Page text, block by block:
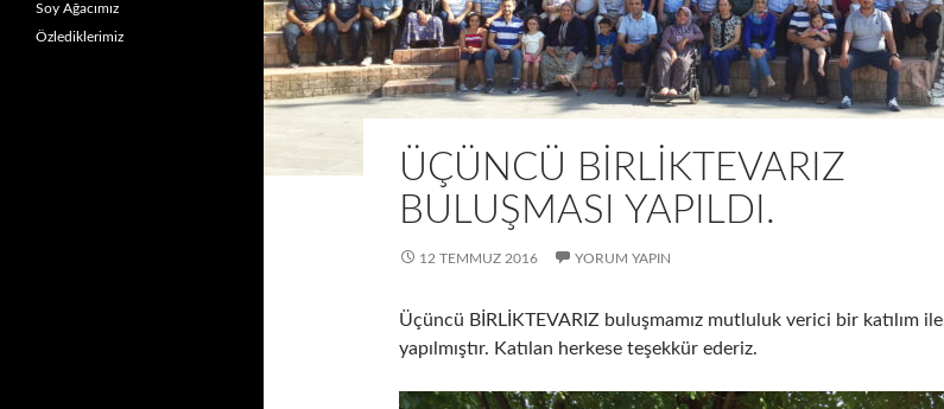
ÜÇÜNCÜ BİRLİKTEVARIZ
BULUŞMASI YAPILDI.
12 TEMMUZ 2016 YORUM YAPIN
Üçüncü BİRLİKTEVARIZ buluşmamız mutluluk verici bir katılım ile
yapılmıştır. Katılan herkese teşekkür ederiz.
Soy Ağacımız
Özlediklerimiz